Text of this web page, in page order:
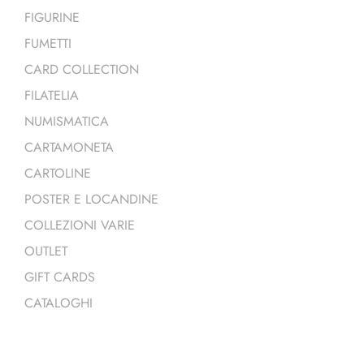
FIGURINE
FUMETTI
CARD COLLECTION
FILATELIA
NUMISMATICA
CARTAMONETA
CARTOLINE
POSTER E LOCANDINE
COLLEZIONI VARIE
OUTLET
GIFT CARDS
CATALOGHI